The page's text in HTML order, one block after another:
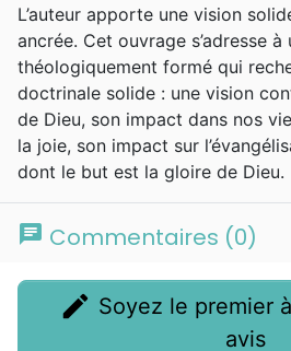
L’auteur apporte une vision
ancrée. Cet ouvrage s’adresse à
théologiquement formé qui
doctrinale solide : une vision
de Dieu, son impact dans nos
la joie, son impact sur
dont le but est la gloire de Dieu.
chat Commentaires (0)
edit
avis